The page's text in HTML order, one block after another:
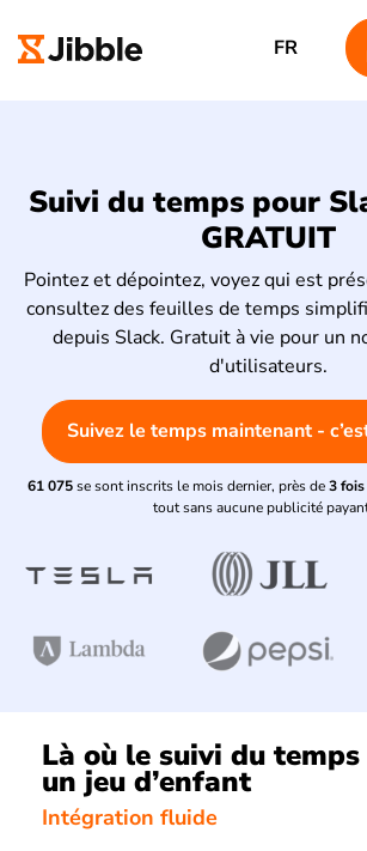
FR
Suivi du temps pour
GRATUIT
Pointez et dépointez, voyez qui est
consultez des feuilles de temps
depuis Slack. Gratuit à vie pour un
d'utilisateurs.
Suivez le temps maintenant -
61 075 se sont inscrits le mois dernier, près de 3 fois
tout sans aucune publicité
Là où le suivi du
un jeu d’enfant
Intégration fluide